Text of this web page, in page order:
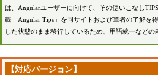
は、Angularユーザーに向けて、その使いこなし
載「Angular Tips」を同サイトおよび筆者の了解を
した状態のまま移行しているため、用語統一など
【対応バージョン】